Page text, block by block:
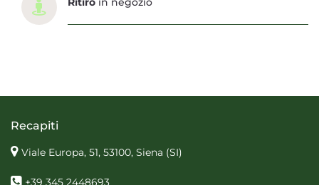
Recapiti
Viale Europa, 51, 53100, Siena (SI)
+39 345 2448693